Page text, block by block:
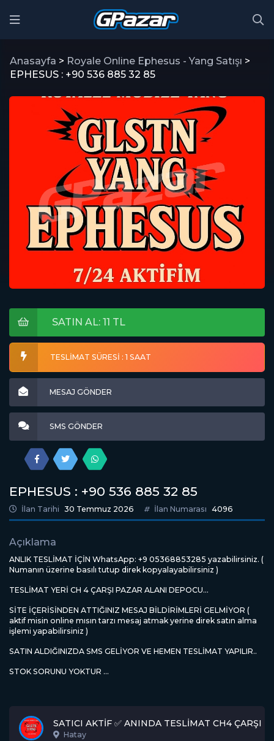
Anasayfa > Royale Online Ephesus - Yang Satışı >
EPHESUS : +90 536 885 32 85
SATIN AL: 11 TL
TESLİMAT SÜRESİ : 1 SAAT
MESAJ GÖNDER
SMS GÖNDER
EPHESUS : +90 536 885 32 85
İlan Tarihi 30 Temmuz 2026 İlan Numarası 4096
Açıklama
ANLIK TESLİMAT İÇİN WhatsApp: +9 05368853285 yazabilirsiniz. (
Numanın üzerine basılı tutup direk kopyalayabilirsiniz )
TESLİMAT YERİ CH 4 ÇARŞI PAZAR ALANI DEPOCU...
SİTE İÇERİSİNDEN ATTIĞINIZ MESAJ BİLDİRİMLERİ GELMİYOR (
aktif misin online mısın tarzı mesaj atmak yerine direk satın alma
işlemi yapabilirsiniz )
SATIN ALDIĞINIZDA SMS GELİYOR VE HEMEN TESLİMAT YAPILIR..
STOK SORUNU YOKTUR ...
SATICI AKTİF ✅ ANINDA TESLİMAT CH4 ÇARŞI
Hatay